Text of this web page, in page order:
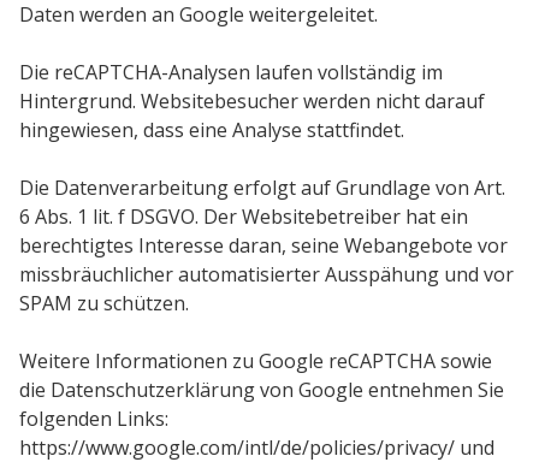
Daten werden an Google weitergeleitet.
Die reCAPTCHA-Analysen laufen vollständig im
Hintergrund. Websitebesucher werden nicht darauf
hingewiesen, dass eine Analyse stattfindet.
Die Datenverarbeitung erfolgt auf Grundlage von Art.
6 Abs. 1 lit. f DSGVO. Der Websitebetreiber hat ein
berechtigtes Interesse daran, seine Webangebote vor
missbräuchlicher automatisierter Ausspähung und vor
SPAM zu schützen.
Weitere Informationen zu Google reCAPTCHA sowie
die Datenschutzerklärung von Google entnehmen Sie
folgenden Links:
https://www.google.com/intl/de/policies/privacy/ und